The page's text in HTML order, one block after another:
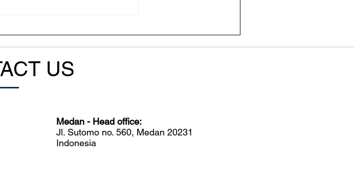
US
Medan - Head office:
Jl. Sutomo no. 560, Medan 20231
Indonesia